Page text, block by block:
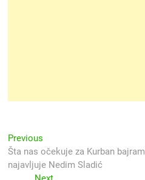
Navigacija
objava
Previous
post:
Šta nas očekuje za Kurban
najavljuje Nedim Sladić